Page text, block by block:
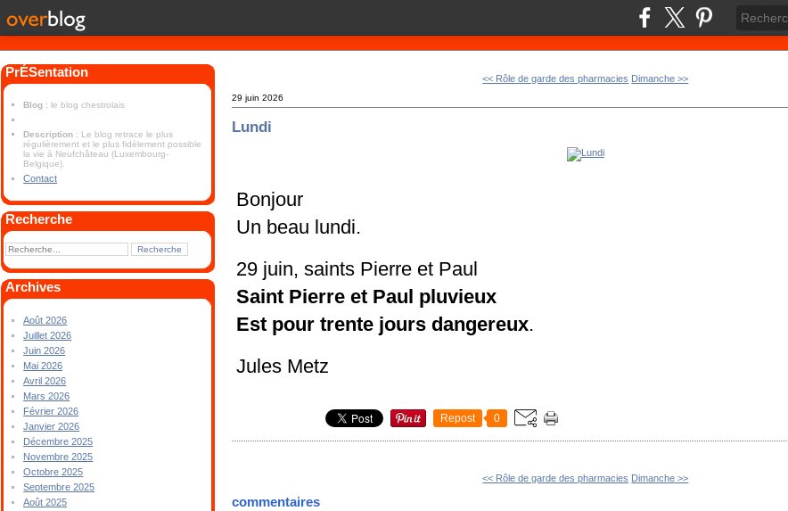
PrÉSentation
Blog : le blog chestrolais
Description : Le blog retrace le plus
régulièrement et le plus fidèlement possible
la vie à Neufchâteau (Luxembourg-
Belgique).
Contact
Recherche
Archives
Août 2026
Juillet 2026
Juin 2026
Mai 2026
Avril 2026
Mars 2026
Février 2026
Janvier 2026
Décembre 2025
Novembre 2025
Octobre 2025
Septembre 2025
Août 2025
<< Rôle de garde des pharmacies Dimanche >>
29 juin 2026
Lundi
Bonjour
Un beau lundi.
29 juin, saints Pierre et Paul
Saint Pierre et Paul pluvieux
Est pour trente jours dangereux.
Jules Metz
Repost 0
<< Rôle de garde des pharmacies Dimanche >>
commentaires